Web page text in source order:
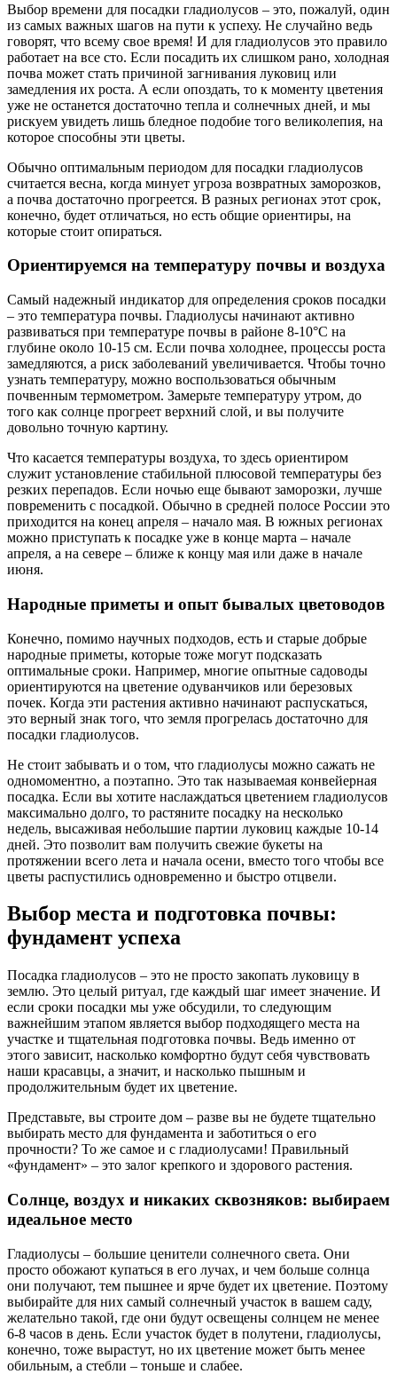
Выбор времени для посадки гладиолусов – это, пожалуй, один
из самых важных шагов на пути к успеху. Не случайно ведь
говорят, что всему свое время! И для гладиолусов это правило
работает на все сто. Если посадить их слишком рано, холодная
почва может стать причиной загнивания луковиц или
замедления их роста. А если опоздать, то к моменту цветения
уже не останется достаточно тепла и солнечных дней, и мы
рискуем увидеть лишь бледное подобие того великолепия, на
которое способны эти цветы.
Обычно оптимальным периодом для посадки гладиолусов
считается весна, когда минует угроза возвратных заморозков,
а почва достаточно прогреется. В разных регионах этот срок,
конечно, будет отличаться, но есть общие ориентиры, на
которые стоит опираться.
Ориентируемся на температуру почвы и воздуха
Самый надежный индикатор для определения сроков посадки
– это температура почвы. Гладиолусы начинают активно
развиваться при температуре почвы в районе 8-10°C на
глубине около 10-15 см. Если почва холоднее, процессы роста
замедляются, а риск заболеваний увеличивается. Чтобы точно
узнать температуру, можно воспользоваться обычным
почвенным термометром. Замерьте температуру утром, до
того как солнце прогреет верхний слой, и вы получите
довольно точную картину.
Что касается температуры воздуха, то здесь ориентиром
служит установление стабильной плюсовой температуры без
резких перепадов. Если ночью еще бывают заморозки, лучше
повременить с посадкой. Обычно в средней полосе России это
приходится на конец апреля – начало мая. В южных регионах
можно приступать к посадке уже в конце марта – начале
апреля, а на севере – ближе к концу мая или даже в начале
июня.
Народные приметы и опыт бывалых цветоводов
Конечно, помимо научных подходов, есть и старые добрые
народные приметы, которые тоже могут подсказать
оптимальные сроки. Например, многие опытные садоводы
ориентируются на цветение одуванчиков или березовых
почек. Когда эти растения активно начинают распускаться,
это верный знак того, что земля прогрелась достаточно для
посадки гладиолусов.
Не стоит забывать и о том, что гладиолусы можно сажать не
одномоментно, а поэтапно. Это так называемая конвейерная
посадка. Если вы хотите наслаждаться цветением гладиолусов
максимально долго, то растяните посадку на несколько
недель, высаживая небольшие партии луковиц каждые 10-14
дней. Это позволит вам получить свежие букеты на
протяжении всего лета и начала осени, вместо того чтобы все
цветы распустились одновременно и быстро отцвели.
Выбор места и подготовка почвы:
фундамент успеха
Посадка гладиолусов – это не просто закопать луковицу в
землю. Это целый ритуал, где каждый шаг имеет значение. И
если сроки посадки мы уже обсудили, то следующим
важнейшим этапом является выбор подходящего места на
участке и тщательная подготовка почвы. Ведь именно от
этого зависит, насколько комфортно будут себя чувствовать
наши красавцы, а значит, и насколько пышным и
продолжительным будет их цветение.
Представьте, вы строите дом – разве вы не будете тщательно
выбирать место для фундамента и заботиться о его
прочности? То же самое и с гладиолусами! Правильный
«фундамент» – это залог крепкого и здорового растения.
Солнце, воздух и никаких сквозняков: выбираем
идеальное место
Гладиолусы – большие ценители солнечного света. Они
просто обожают купаться в его лучах, и чем больше солнца
они получают, тем пышнее и ярче будет их цветение. Поэтому
выбирайте для них самый солнечный участок в вашем саду,
желательно такой, где они будут освещены солнцем не менее
6-8 часов в день. Если участок будет в полутени, гладиолусы,
конечно, тоже вырастут, но их цветение может быть менее
обильным, а стебли – тоньше и слабее.